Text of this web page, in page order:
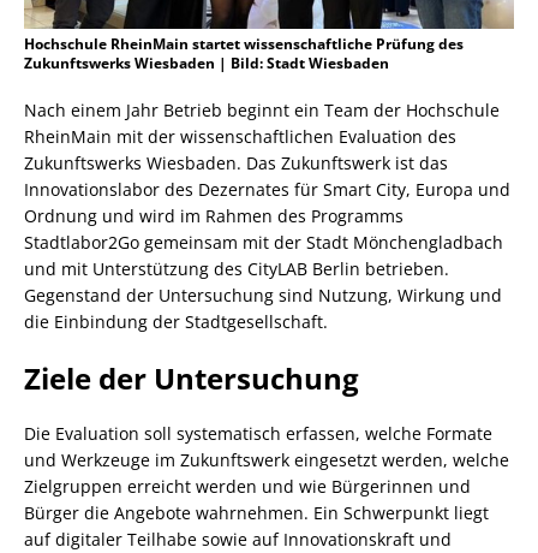
Hochschule RheinMain startet wissenschaftliche Prüfung des
Zukunftswerks Wiesbaden | Bild: Stadt Wiesbaden
Nach einem Jahr Betrieb beginnt ein Team der Hochschule
RheinMain mit der wissenschaftlichen Evaluation des
Zukunftswerks Wiesbaden. Das Zukunftswerk ist das
Innovationslabor des Dezernates für Smart City, Europa und
Ordnung und wird im Rahmen des Programms
Stadtlabor2Go gemeinsam mit der Stadt Mönchengladbach
und mit Unterstützung des CityLAB Berlin betrieben.
Gegenstand der Untersuchung sind Nutzung, Wirkung und
die Einbindung der Stadtgesellschaft.
Ziele der Untersuchung
Die Evaluation soll systematisch erfassen, welche Formate
und Werkzeuge im Zukunftswerk eingesetzt werden, welche
Zielgruppen erreicht werden und wie Bürgerinnen und
Bürger die Angebote wahrnehmen. Ein Schwerpunkt liegt
auf digitaler Teilhabe sowie auf Innovationskraft und